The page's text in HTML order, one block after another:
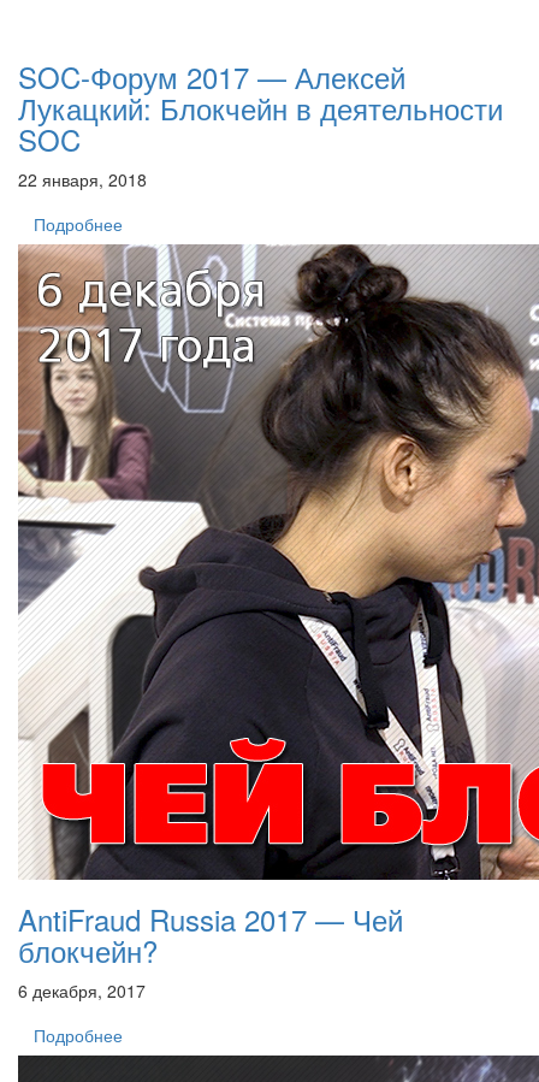
SOC-Форум 2017 — Алексей
Лукацкий: Блокчейн в деятельности
SOC
22 января, 2018
Подробнее
AntiFraud Russia 2017 — Чей
блокчейн?
6 декабря, 2017
Подробнее